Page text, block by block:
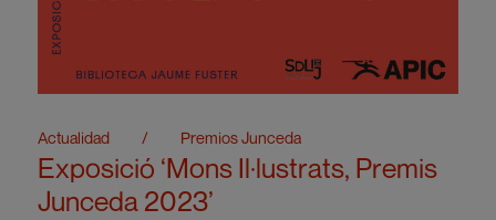
Actualidad / Premios Junceda
Exposició ‘Mons Il·lustrats, Premis
Junceda 2023’